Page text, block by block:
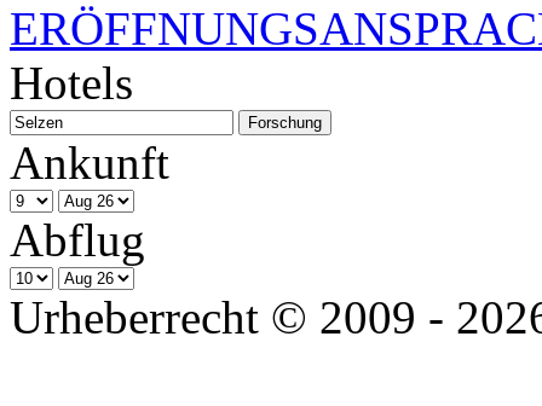
Hotels
Ankunft
Abflug
Urheberrecht © 2009 -